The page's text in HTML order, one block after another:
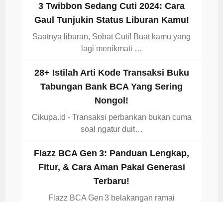
3 Twibbon Sedang Cuti 2024: Cara
Gaul Tunjukin Status Liburan Kamu!
Saatnya liburan, Sobat Cuti! Buat kamu yang
lagi menikmati …
28+ Istilah Arti Kode Transaksi Buku
Tabungan Bank BCA Yang Sering
Nongol!
Cikupa.id - Transaksi perbankan bukan cuma
soal ngatur duit…
Flazz BCA Gen 3: Panduan Lengkap,
Fitur, & Cara Aman Pakai Generasi
Terbaru!
Flazz BCA Gen 3 belakangan ramai